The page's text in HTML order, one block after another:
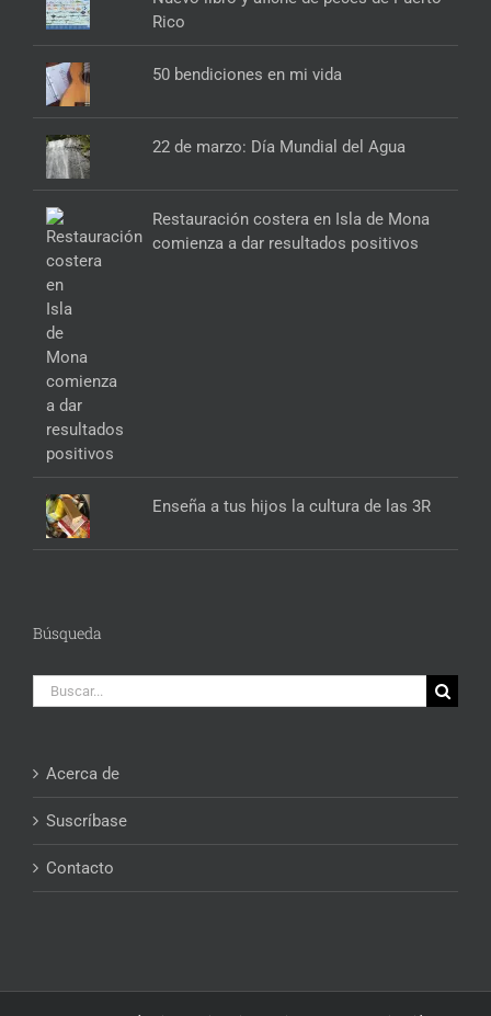
Rico
50 bendiciones en mi vida
22 de marzo: Día Mundial del Agua
Restauración costera en Isla de Mona
comienza a dar resultados positivos
Enseña a tus hijos la cultura de las 3R
Búsqueda
Buscar:
Acerca de
Suscríbase
Contacto